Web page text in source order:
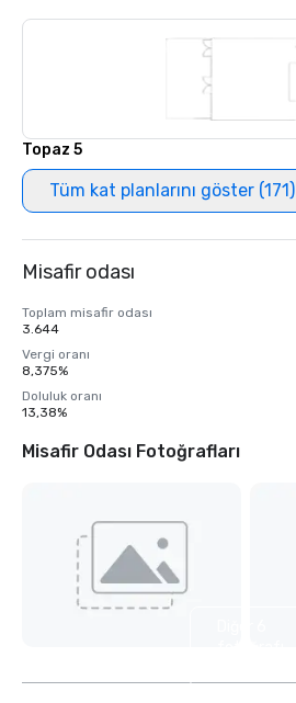
Topaz 5
Tüm kat planlarını göster (171)
Misafir odası
Toplam misafir odası
3.644
Vergi oranı
8,375%
Doluluk oranı
13,38%
Misafir Odası Fotoğrafları